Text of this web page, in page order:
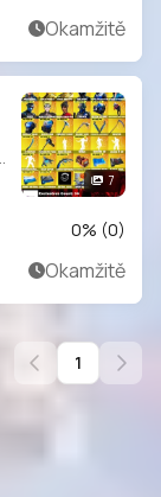
Okamžitě
7
0% (0)
Okamžitě
1